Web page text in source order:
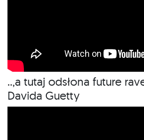
..,a tutaj odsłona future
Davida Guetty